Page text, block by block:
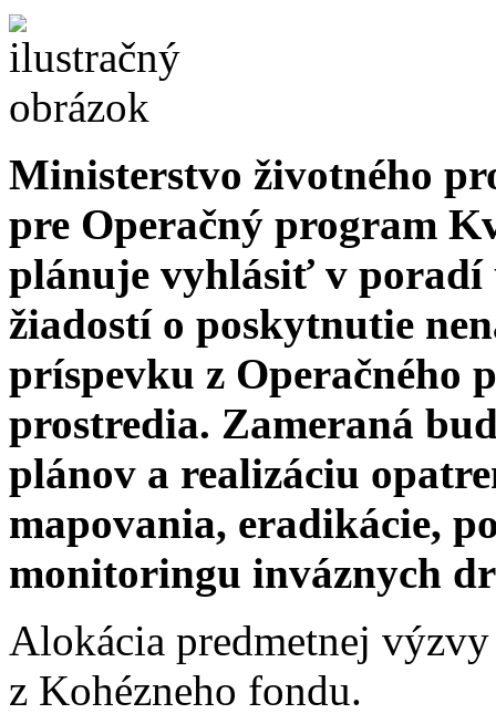
Ministerstvo životného
pre Operačný program
plánuje vyhlásiť v poradí
žiadostí o poskytnutie
príspevku z Operačného
prostredia. Zameraná
plánov a realizáciu
mapovania, eradikácie,
monitoringu inváznych
Alokácia predmetnej
z Kohézneho fondu.